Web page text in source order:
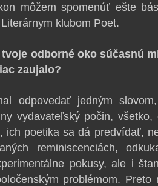
môžem spomenúť ešte
klubom Poet.
odborné oko súčasnú
zaujalo?
odpovedať jedným
vydavateľský počin,
ich poetika sa dá predvídať,
reminiscenciách,
pokusy, ale i
problémom.